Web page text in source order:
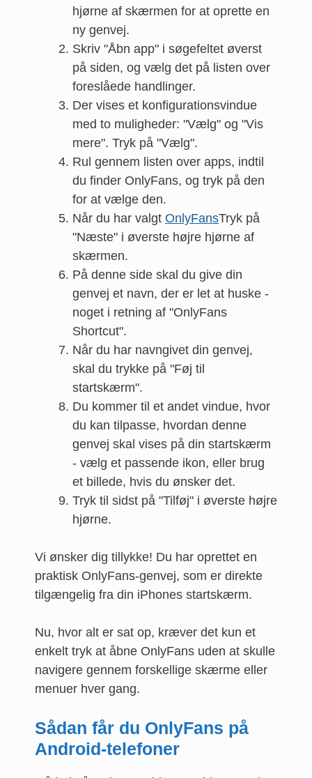
hjørne af skærmen for at oprette en
ny genvej.
Skriv "Åbn app" i søgefeltet øverst
på siden, og vælg det på listen over
foreslåede handlinger.
Der vises et konfigurationsvindue
med to muligheder: "Vælg" og "Vis
mere". Tryk på "Vælg".
Rul gennem listen over apps, indtil
du finder OnlyFans, og tryk på den
for at vælge den.
Når du har valgt OnlyFansTryk på
"Næste" i øverste højre hjørne af
skærmen.
På denne side skal du give din
genvej et navn, der er let at huske -
noget i retning af "OnlyFans
Shortcut".
Når du har navngivet din genvej,
skal du trykke på "Føj til
startskærm".
Du kommer til et andet vindue, hvor
du kan tilpasse, hvordan denne
genvej skal vises på din startskærm
- vælg et passende ikon, eller brug
et billede, hvis du ønsker det.
Tryk til sidst på "Tilføj" i øverste højre
hjørne.
Vi ønsker dig tillykke! Du har oprettet en
praktisk OnlyFans-genvej, som er direkte
tilgængelig fra din iPhones startskærm.
Nu, hvor alt er sat op, kræver det kun et
enkelt tryk at åbne OnlyFans uden at skulle
navigere gennem forskellige skærme eller
menuer hver gang.
Sådan får du OnlyFans på
Android-telefoner